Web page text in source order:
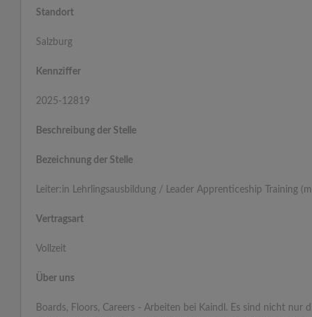
Standort
Salzburg
Kennziffer
2025-12819
Beschreibung der Stelle
Bezeichnung der Stelle
Leiter:in Lehrlingsausbildung / Leader Apprenticeship Training
Vertragsart
Vollzeit
Über uns
Boards, Floors, Careers - Arbeiten bei Kaindl. Es sind nicht nur